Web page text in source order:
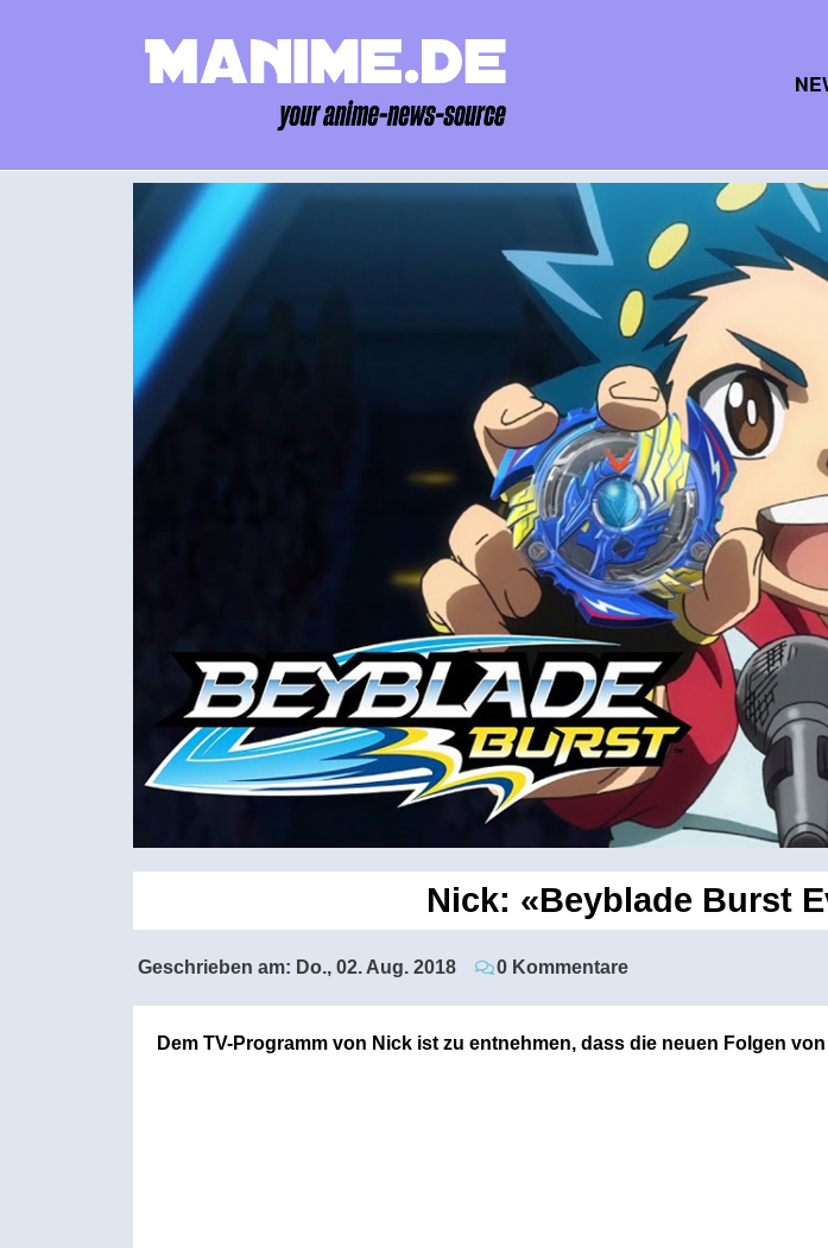
Nick: «Beyblade Burst
Geschrieben am: Do., 02. Aug. 2018 0 Kommentare
Dem TV-Programm von Nick ist zu entnehmen, dass die neuen Folgen